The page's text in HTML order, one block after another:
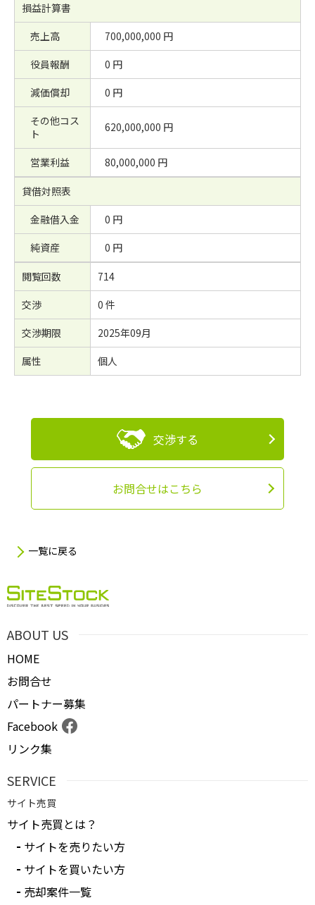
損益計算書
売上高
700,000,000 円
役員報酬
0 円
減価償却
0 円
その他コス
ト
620,000,000 円
営業利益 80,000,000 円
貸借対照表
金融借入金
0 円
純資産
0 円
閲覧回数
714
交渉
0 件
交渉期限
2025年09月
属性
個人
交渉する
お問合せはこちら
一覧に戻る
ABOUT US
HOME
お問合せ
パートナー募集
Facebook
リンク集
SERVICE
サイト売買
サイト売買とは？
サイトを売りたい方
サイトを買いたい方
売却案件一覧